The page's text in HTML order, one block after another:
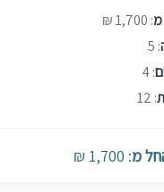
: 1,700 ₪
: 5
: 4
: 12
מ: 1,700 ₪